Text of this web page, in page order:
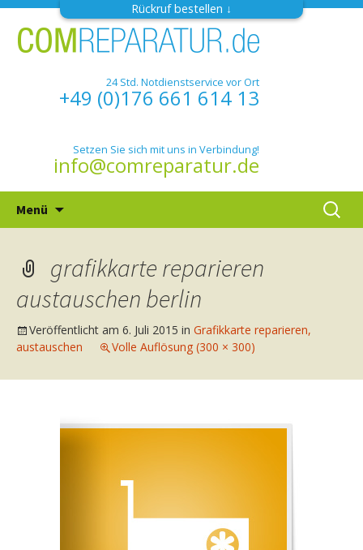
Rückruf bestellen
24 Std. Notdienstservice vor Ort
+49 (0)176 661 614 13
Setzen Sie sich mit uns in Verbindung!
info@comreparatur.de
Menü
Inhalt
springen
Suchen
nach:
grafikkarte reparieren
austauschen berlin
Veröffentlicht am 6. Juli 2015 in Grafikkarte reparieren,
austauschen
Volle Auflösung (300 × 300)